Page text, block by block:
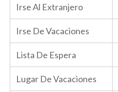
Irse Al Extranjero
Irse De Vacaciones
Lista De Espera
Lugar De Vacaciones